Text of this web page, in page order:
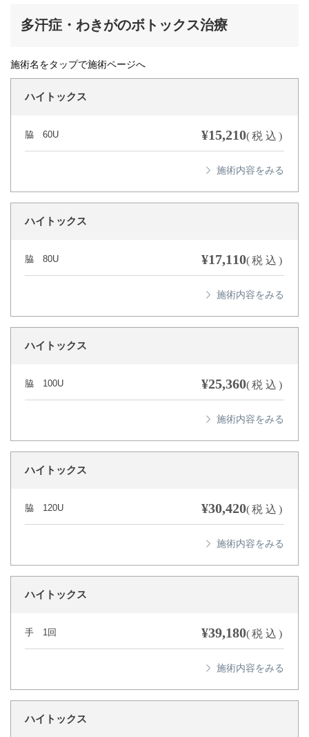
多汗症・わきがのボトックス治療
施術名をタップで施術ページへ
ハイトックス
脇 60U ¥15,210(税込)
ハイトックス
脇 80U ¥17,110(税込)
ハイトックス
脇 100U ¥25,360(税込)
ハイトックス
脇 120U ¥30,420(税込)
ハイトックス
手 1回 ¥39,180(税込)
ハイトックス